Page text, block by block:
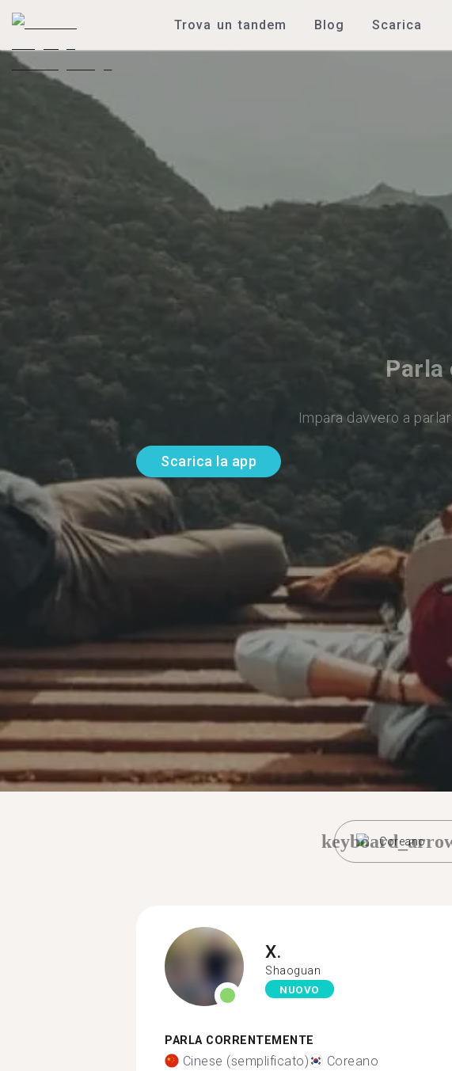
Trova un tandem Blog Scarica
Parla
Impara davvero a
Scarica la app
Coreano
X.
Shaoguan
NUOVO
PARLA CORRENTEMENTE
Cinese (semplificato) Coreano